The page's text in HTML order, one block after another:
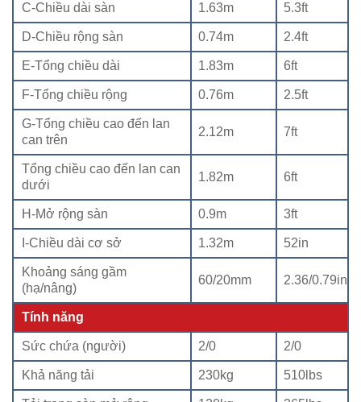
C-Chiều dài sàn 1.63m 5.3ft
D-Chiều rộng sàn 0.74m 2.4ft
E-Tổng chiều dài 1.83m 6ft
F-Tổng chiều rộng 0.76m 2.5ft
G-Tổng chiều cao đến lan
can trên
2.12m 7ft
Tổng chiều cao đến lan can
dưới
1.82m 6ft
H-Mở rộng sàn 0.9m 3ft
I-Chiều dài cơ sở 1.32m 52in
Khoảng sáng gầm
(hạ/nâng)
60/20mm 2.36/0.79in
Tính năng
Sức chứa (người) 2/0 2/0
Khả năng tải 230kg 510lbs